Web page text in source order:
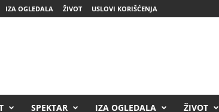
IZA OGLEDALA ŽIVOT USLOVI KORIŠĆENJA
SPEKTAR IZA OGLEDALA ŽIVOT